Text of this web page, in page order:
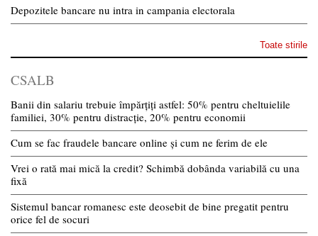
Depozitele bancare nu intra in campania electorala
Toate stirile
CSALB
Banii din salariu trebuie împărțiți astfel: 50% pentru cheltuielile
familiei, 30% pentru distracție, 20% pentru economii
Cum se fac fraudele bancare online și cum ne ferim de ele
Vrei o rată mai mică la credit? Schimbă dobânda variabilă cu una
fixă
Sistemul bancar romanesc este deosebit de bine pregatit pentru
orice fel de socuri